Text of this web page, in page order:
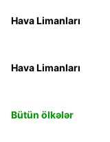
Hava Limanları
Hava Limanları
Bütün ölkələr